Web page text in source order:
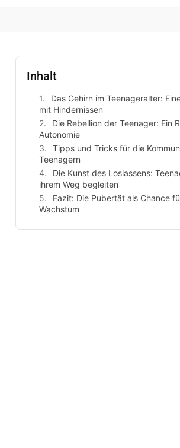
Inhalt
Das Gehirn im Teenageralter:
mit Hindernissen
Die Rebellion der Teenager: Ein
Autonomie
Tipps und Tricks für die
Teenagern
Die Kunst des Loslassens:
ihrem Weg begleiten
Fazit: Die Pubertät als Chance
Wachstum